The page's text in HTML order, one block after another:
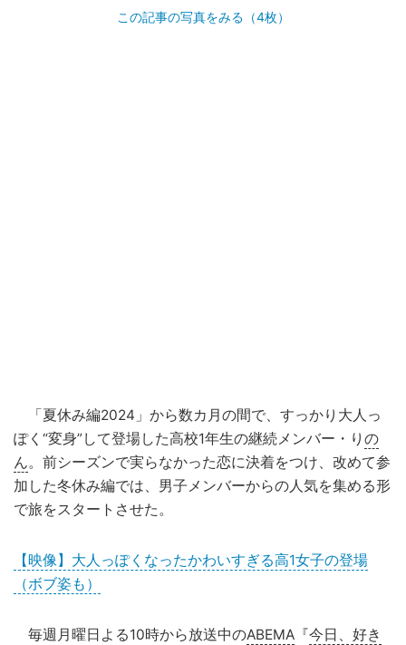
この記事の写真をみる（4枚）
「夏休み編2024」から数カ月の間で、すっかり大人っ
ぽく“変身”して登場した高校1年生の継続メンバー・り の
ん。前シーズンで実らなかった恋に決着をつけ、改めて参
加した冬休み編では、男子メンバーからの人気を集める形
で旅をスタートさせた。
【映像】大人っぽくなったかわいすぎる高1女子の登場
（ボブ姿も）
毎週月曜日よる10時から放送中のABEMA 『今日、好き